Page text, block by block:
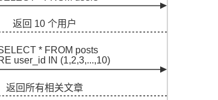
返回 10 个用户
* FROM posts
user_id IN (1,2,3,...,10)
返回所有相关文章